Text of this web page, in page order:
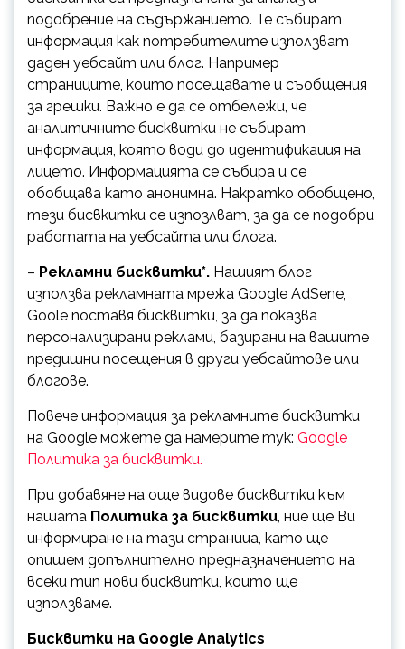
подобрение на съдържанието. Те събират
информация как потребителите използват
даден уебсайт или блог. Например
страниците, които посещавате и съобщения
за грешки. Важно е да се отбележи, че
аналитичните бисквитки не събират
информация, която води до идентификация на
лицето. Информацията се събира и се
обобщава като анонимна. Накратко обобщено,
тези бисвкитки се изпозлват, за да се подобри
работата на уебсайта или блога.
– Рекламни бисквитки*. Нашият блог
използва рекламната мрежа Google AdSеne,
Goole поставя бисквитки, за да показва
персонализирани реклами, базирани на вашите
предишни посещения в други уебсайтове или
блогове.
Повече информация за рекламните бисквитки
на Google можете да намерите тук: Google
Политика за бисквитки.
При добавяне на още видове бисквитки към
нашата Политика за бисквитки, ние ще Ви
информиране на тази страница, като ще
опишем допълнително предназначението на
всеки тип нови бисквитки, които ще
използваме.
Бисквитки на Google Analytics